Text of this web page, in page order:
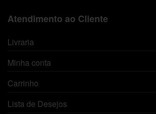
Atendimento ao Cliente
Livraria
Minha conta
Carrinho
Lista de Desejos